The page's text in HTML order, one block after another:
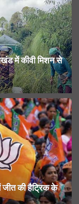
में कीवी मिशन से
की हैट्रिक के